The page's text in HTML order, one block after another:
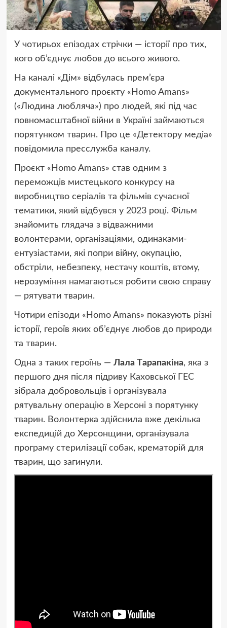
У чотирьох епізодах стрічки — історії про тих,
кого об’єднує любов до всього живого.
На каналі «Дім» відбулась прем’єра
документального проєкту «Homo Amans»
(«Людина любляча») про людей, які під час
повномасштабної війни в Україні займаються
порятунком тварин. Про це «Детектору медіа»
повідомила пресслужба каналу.
Проєкт «Homo Amans» став одним з
переможців мистецького конкурсу на
виробництво серіалів та фільмів сучасної
тематики, який відбувся у 2023 році. Фільм
знайомить глядача з відважними
волонтерами, організаціями, одинаками-
ентузіастами, які попри війну, окупацію,
обстріли, небезпеку, нестачу коштів, втому,
нерозуміння намагаються робити свою справу
— рятувати тварин.
Чотири епізоди «Homo Amans» показують різні
історії, героїв яких об’єднує любов до природи
та тварин.
Одна з таких героїнь — Лaлa Тaрaпaкінa, яка з
першого дня після підриву Каховської ГЕС
зібрала добровольців і організувала
рятувальну операцію в Херсоні з порятунку
тварин. Волонтерка здійснила вже декілька
експедицій до Херсонщини, організувала
програму стерилізації собак, крематорій для
тварин, що загинули.